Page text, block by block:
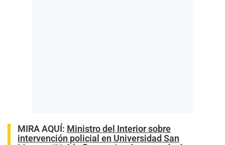
MIRA AQUÍ: Ministro del Interior sobre
intervención policial en Universidad San